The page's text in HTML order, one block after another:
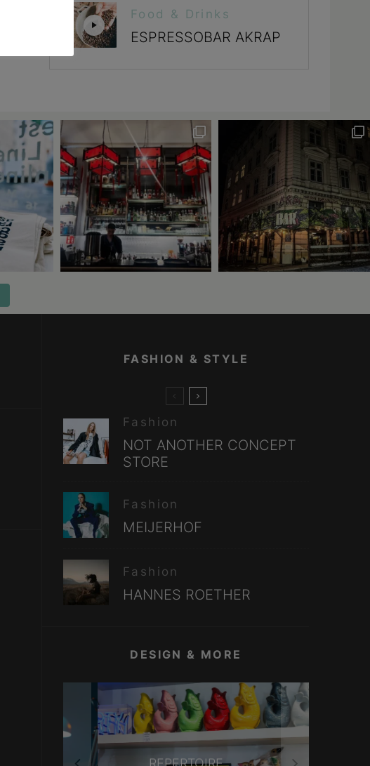
Food & Drinks
ESPRESSOBAR AKRAP
FASHION & STYLE
Fashion
NOT ANOTHER CONCEPT
STORE
Fashion
MEIJERHOF
Fashion
HANNES ROETHER
DESIGN & MORE